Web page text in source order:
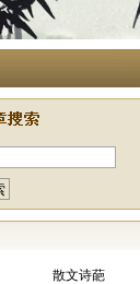
散文诗葩